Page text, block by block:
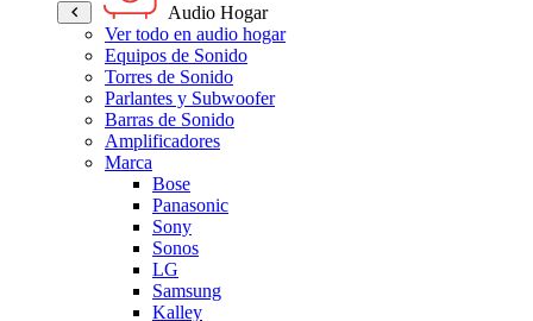
Audio Hogar
Ver todo en audio hogar
Equipos de Sonido
Torres de Sonido
Parlantes y Subwoofer
Barras de Sonido
Amplificadores
Marca
Bose
Panasonic
Sony
Sonos
LG
Samsung
Kalley